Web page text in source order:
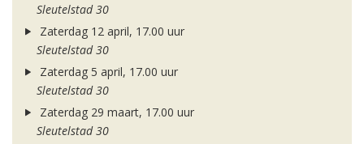
Sleutelstad 30
Zaterdag 12 april, 17.00 uur
Sleutelstad 30
Zaterdag 5 april, 17.00 uur
Sleutelstad 30
Zaterdag 29 maart, 17.00 uur
Sleutelstad 30